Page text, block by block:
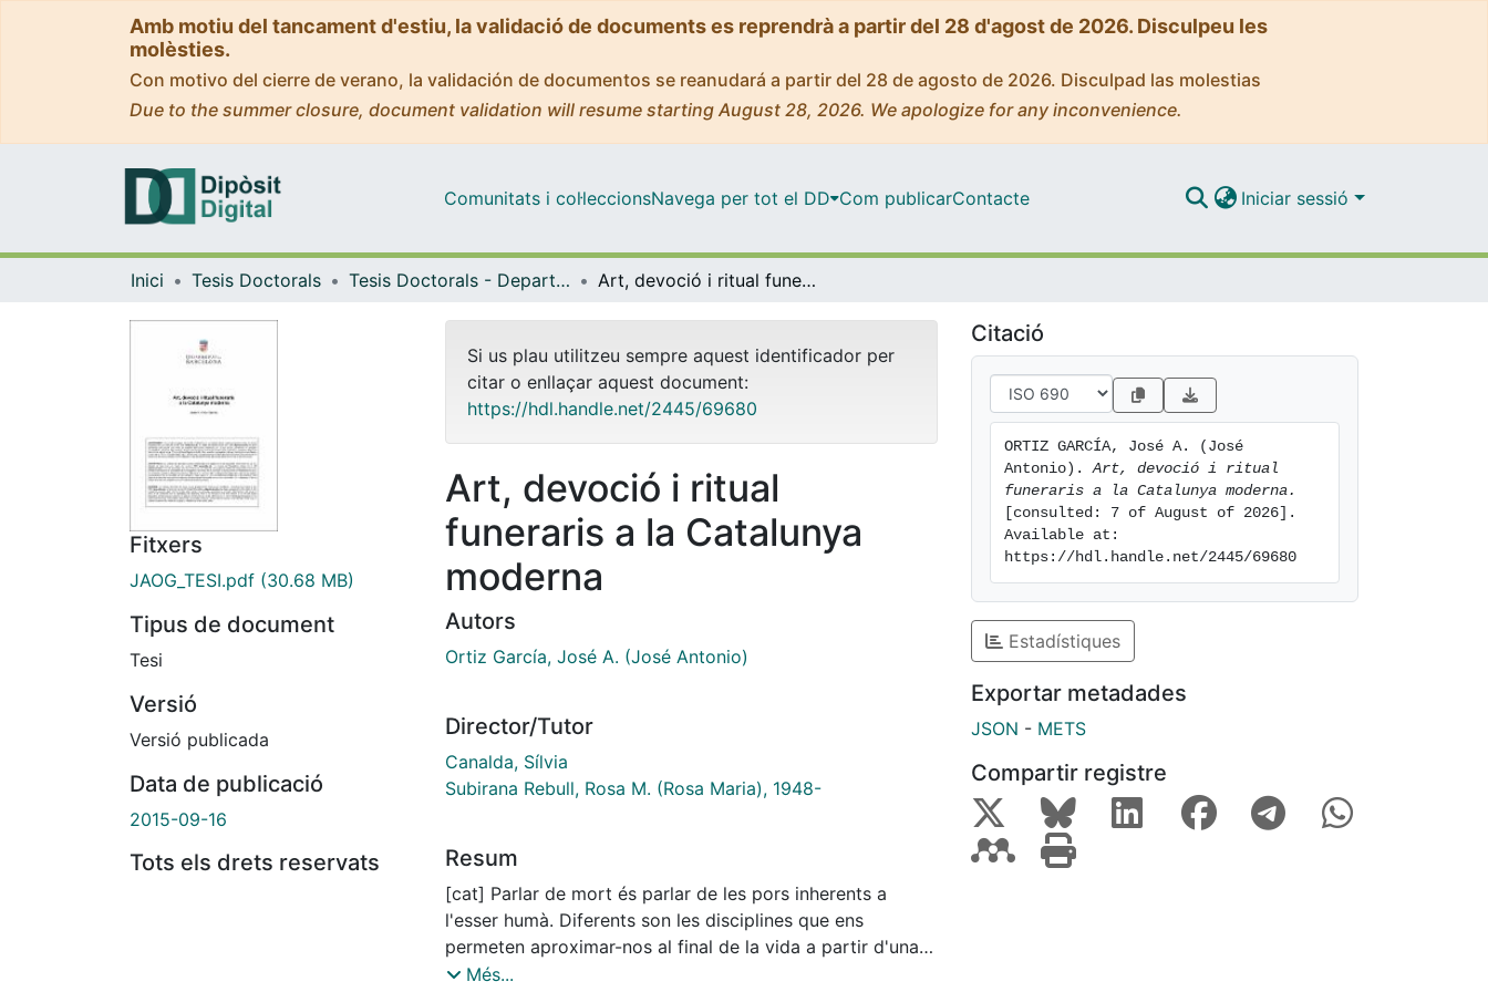
Amb motiu del tancament d'estiu, la validació de documents es reprendrà a partir del 28 d'agost de 2026. Disculpeu les
molèsties.
Con motivo del cierre de verano, la validación de documentos se reanudará a partir del 28 de agosto de 2026. Disculpad las molestias
Due to the summer closure, document validation will resume starting August 28, 2026. We apologize for any inconvenience.
Comunitats i col·leccionsNavega per tot el DD Com publicarContacte Iniciar sessió
Inici Tesis Doctorals Tesis Doctorals - Departament - Història de l'Art Art, devoció i ritual funeraris a la Catalunya moderna
Fitxers
JAOG_TESI.pdf (30.68 MB)
Tipus de document
Tesi
Versió
Versió publicada
Data de publicació
2015-09-16
Tots els drets reservats
Si us plau utilitzeu sempre aquest identificador per
citar o enllaçar aquest document:
https://hdl.handle.net/2445/69680
Art, devoció i ritual
funeraris a la Catalunya
moderna
Autors
Ortiz García, José A. (José Antonio)
Director/Tutor
Canalda, Sílvia
Subirana Rebull, Rosa M. (Rosa Maria), 1948-
Resum
[cat] Parlar de mort és parlar de les pors inherents a
l'esser humà. Diferents son les disciplines que ens
permeten aproximar-nos al final de la vida a partir d'una
perspectiva cultural. Qüestions històriques, artístiques,
Més...
Citació
ORTIZ GARCÍA, José A. (José
Antonio). Art, devoció i ritual
funeraris a la Catalunya moderna.
[consulted: 7 of August of 2026].
Available at:
https://hdl.handle.net/2445/69680
Estadístiques
Exportar metadades
JSON - METS
Compartir registre